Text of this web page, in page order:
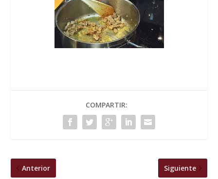
COMPARTIR:
Anterior Siguiente